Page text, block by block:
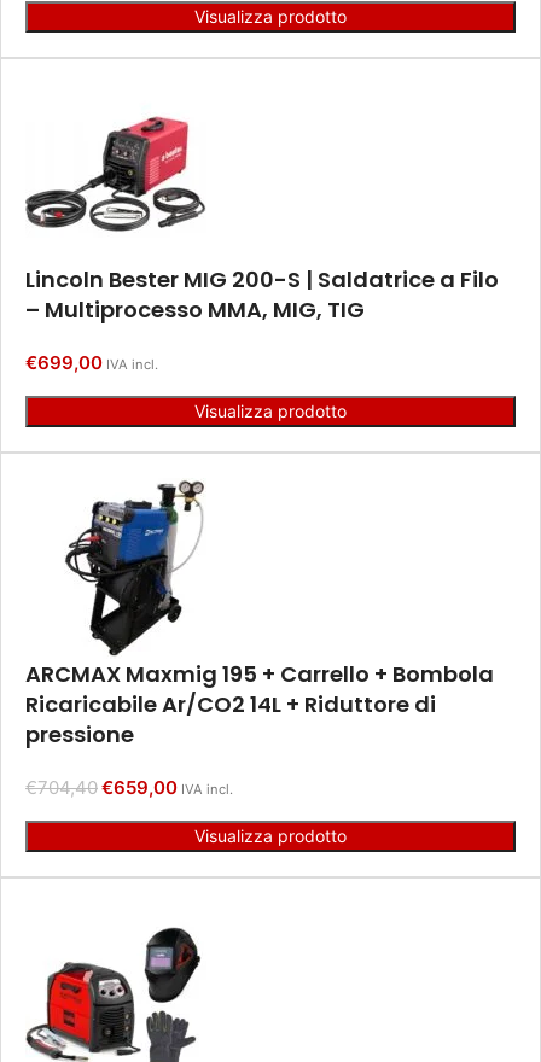
Visualizza prodotto
Lincoln Bester MIG 200-S | Saldatrice a Filo
– Multiprocesso MMA, MIG, TIG
€699,00 IVA incl.
Visualizza prodotto
ARCMAX Maxmig 195 + Carrello + Bombola
Ricaricabile Ar/CO2 14L + Riduttore di
pressione
€704,40€659,00 IVA incl.
Visualizza prodotto